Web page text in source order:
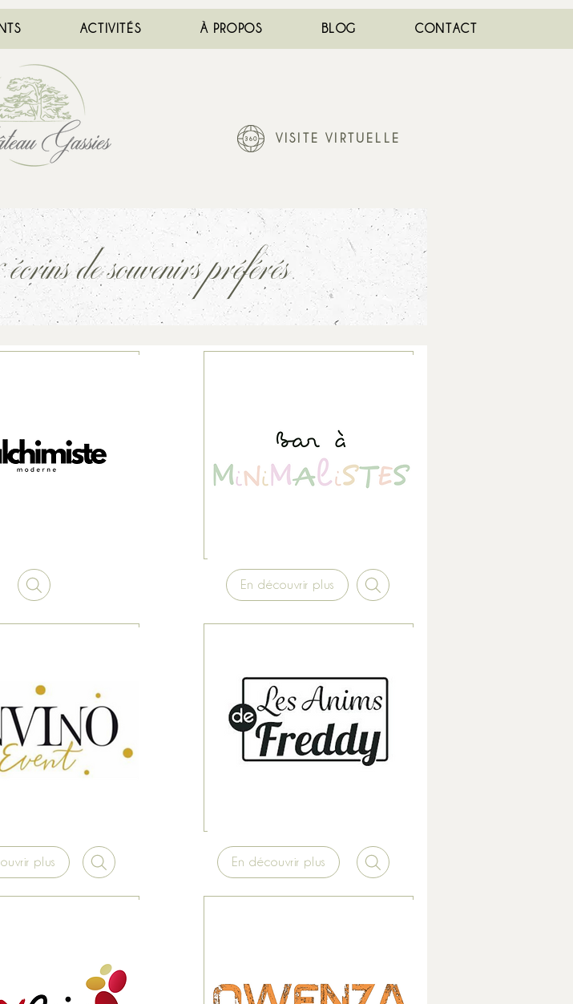
ACTIVITÉS À PROPOS BLOG CONTACT
VISITE VIRTUELLE
de souvenirs préférés
plus
En découvrir plus
En découvrir plus